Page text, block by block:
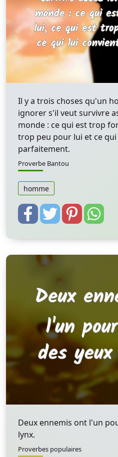
Il y a trois choses qu'un
ignorer s'il veut survivre
monde : ce qui est trop
trop peu pour lui et ce
parfaitement.
Proverbe Bantou
homme
Deux ennemis ont l'un
lynx.
Proverbes populaires